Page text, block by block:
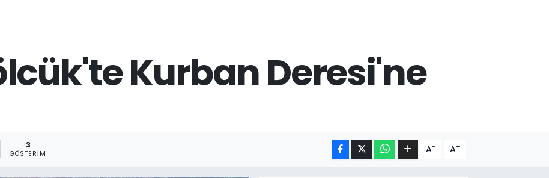
Kurban Deresi'ne
3
GÖSTERIM A- A+